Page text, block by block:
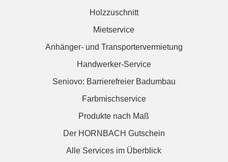
Holzzuschnitt
Mietservice
Anhänger- und Transportervermietung
Handwerker-Service
Seniovo: Barrierefreier Badumbau
Farbmischservice
Produkte nach Maß
Der HORNBACH Gutschein
Alle Services im Überblick